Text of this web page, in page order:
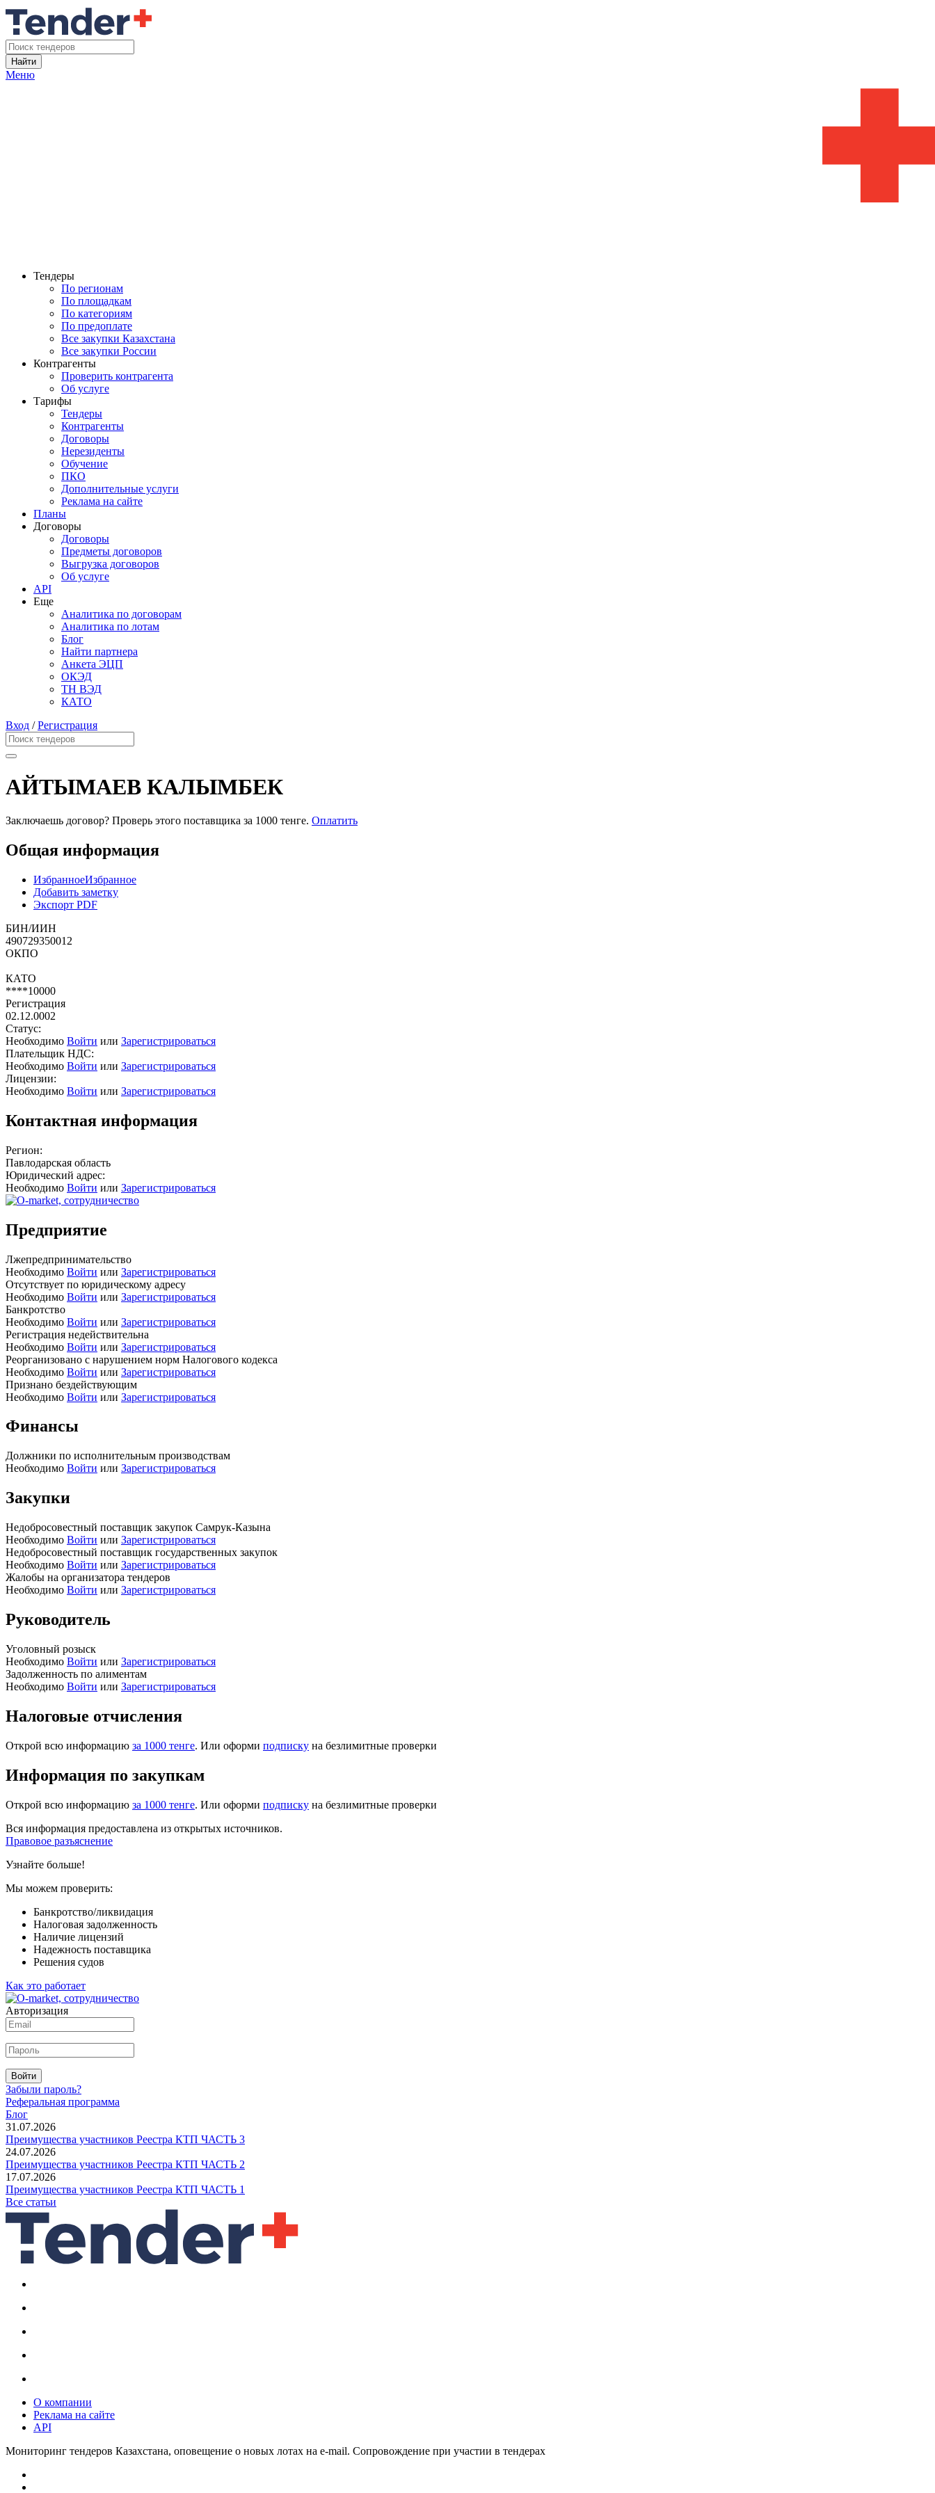
Найти
Меню
Тендеры
По регионам
По площадкам
По категориям
По предоплате
Все закупки Казахстана
Все закупки России
Контрагенты
Проверить контрагента
Об услуге
Тарифы
Тендеры
Контрагенты
Договоры
Нерезиденты
Обучение
ПКО
Дополнительные услуги
Реклама на сайте
Планы
Договоры
Договоры
Предметы договоров
Выгрузка договоров
Об услуге
API
Еще
Аналитика по договорам
Аналитика по лотам
Блог
Найти партнера
Анкета ЭЦП
ОКЭД
ТН ВЭД
КАТО
Вход /Регистрация
АЙТЫМАЕВ КАЛЫМБЕК
Заключаешь договор? Проверь этого поставщика за 1000 тенге. Оплатить
Общая информация
ИзбранноеИзбранное
Добавить заметку
Экспорт PDF
БИН/ИИН
490729350012
ОКПО
КАТО
****10000
Регистрация
02.12.0002
Статус:
Необходимо Войти или Зарегистрироваться
Плательщик НДС:
Необходимо Войти или Зарегистрироваться
Лицензии:
Необходимо Войти или Зарегистрироваться
Контактная информация
Регион:
Павлодарская область
Юридический адрес:
Необходимо Войти или Зарегистрироваться
Предприятие
Лжепредпринимательство
Необходимо Войти или Зарегистрироваться
Отсутствует по юридическому адресу
Необходимо Войти или Зарегистрироваться
Банкротство
Необходимо Войти или Зарегистрироваться
Регистрация недействительна
Необходимо Войти или Зарегистрироваться
Реорганизовано с нарушением норм Налогового кодекса
Необходимо Войти или Зарегистрироваться
Признано бездействующим
Необходимо Войти или Зарегистрироваться
Финансы
Должники по исполнительным производствам
Необходимо Войти или Зарегистрироваться
Закупки
Недобросовестный поставщик закупок Самрук-Казына
Необходимо Войти или Зарегистрироваться
Недобросовестный поставщик государственных закупок
Необходимо Войти или Зарегистрироваться
Жалобы на организатора тендеров
Необходимо Войти или Зарегистрироваться
Руководитель
Уголовный розыск
Необходимо Войти или Зарегистрироваться
Задолженность по алиментам
Необходимо Войти или Зарегистрироваться
Налоговые отчисления
Открой всю информацию за 1000 тенге. Или оформи подписку на безлимитные проверки
Информация по закупкам
Открой всю информацию за 1000 тенге. Или оформи подписку на безлимитные проверки
Вся информация предоставлена из открытых источников.
Правовое разъяснение
Узнайте больше!
Мы можем проверить:
Банкротство/ликвидация
Налоговая задолженность
Наличие лицензий
Надежность поставщика
Решения судов
Как это работает
Авторизация
Войти
Забыли пароль?
Реферальная программа
Блог
31.07.2026
Преимущества участников Реестра КТП ЧАСТЬ 3
24.07.2026
Преимущества участников Реестра КТП ЧАСТЬ 2
17.07.2026
Преимущества участников Реестра КТП ЧАСТЬ 1
Все статьи
О компании
Реклама на сайте
API
Мониторинг тендеров Казахстана, оповещение о новых лотах на e-mail. Сопровождение при участии в тендерах